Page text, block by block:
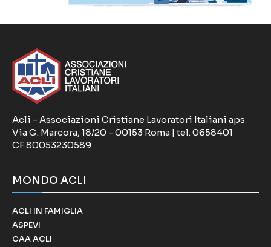
Acli - Associazioni Cristiane Lavoratori Italiani aps
Via G. Marcora, 18/20 - 00153 Roma | tel. 0658401
CF 80053230589
MONDO ACLI
ACLI IN FAMIGLIA
ASPEVI
CAA ACLI